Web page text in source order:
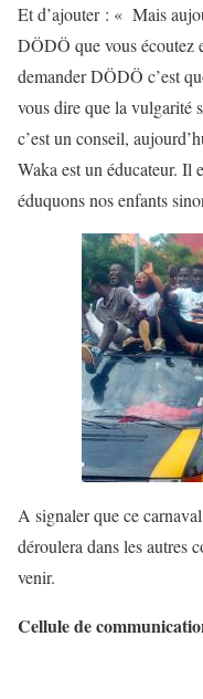
Et d’ajouter : « Mais
DÖDÖ que vous écoutez
demander DÖDÖ c’est
vous dire que la vulgarité
c’est un conseil,
Waka est un éducateur. Il
éduquons nos enfants
A signaler que ce
déroulera dans les autres
venir.
Cellule de